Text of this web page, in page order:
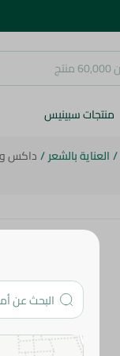
منتجات سبينيس
/العناية بالشعر/داكس